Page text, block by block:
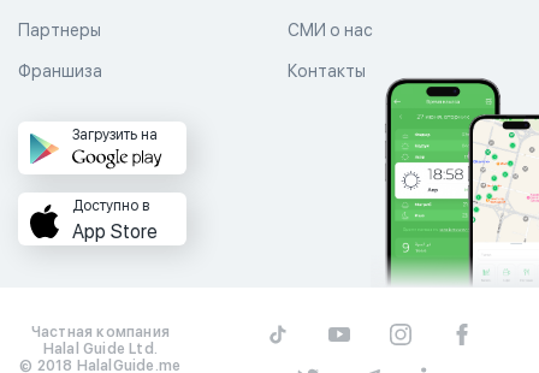
СМИ о нас
Контакты
Партнеры
Франшиза
Загрузить на
Доступно в
App Store
Частная компания
Halal Guide Ltd.
© 2018 HalalGuide.me